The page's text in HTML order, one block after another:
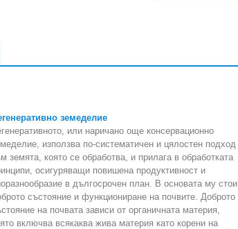
земеделие
или наричано още консервационно
използва по-систематичен и цялостен подход
земята, която се обработва, и прилага в обработката
осигуряващи повишена продуктивност и
в дългосрочен план. В основата му стои
състояние и функциониране на почвите. Доброто
на почвата зависи от органичната материя,
включва всякаква жива материя като корени на